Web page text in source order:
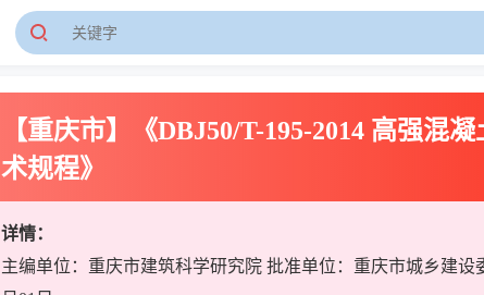
【重庆市】《DBJ50/T-195-2014 高强混
术规程》
详情：
主编单位：重庆市建筑科学研究院 批准单位：重庆市城乡建设